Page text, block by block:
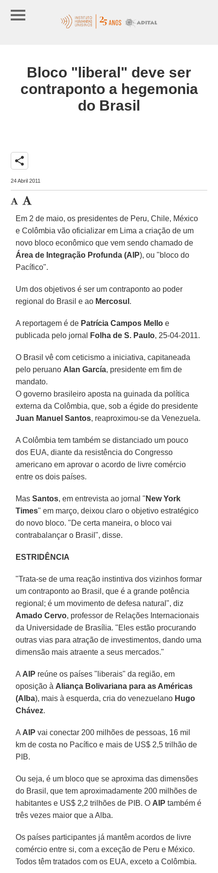
Bloco "liberal" deve ser
contraponto a hegemonia
do Brasil
share
24 Abril 2011
Em 2 de maio, os presidentes de Peru, Chile, México
e Colômbia vão oficializar em Lima a criação de um
novo bloco econômico que vem sendo chamado de
Área de Integração Profunda (AIP), ou "bloco do
Pacífico".
Um dos objetivos é ser um contraponto ao poder
regional do Brasil e ao Mercosul .
A reportagem é de Patrícia Campos Mello e
publicada pelo jornal
Folha de S. Paulo, 25-04-2011.
O Brasil vê com ceticismo a iniciativa, capitaneada
pelo peruano Alan García, presidente em fim de
mandato.
O governo brasileiro aposta na guinada da política
externa da Colômbia, que, sob a égide do presidente
Juan Manuel Santos, reaproximou-se da Venezuela.
A Colômbia tem também se distanciado um pouco
dos EUA, diante da resistência do Congresso
americano em aprovar o acordo de livre comércio
entre os dois países.
MasSantos, em entrevista ao jornal " New York
Times" em março, deixou claro o objetivo estratégico
do novo bloco. "De certa maneira, o bloco vai
contrabalançar o Brasil", disse.
ESTRIDÊNCIA
"Trata-se de uma reação instintiva dos vizinhos formar
um contraponto ao Brasil, que é a grande potência
regional; é um movimento de defesa natural", diz
Amado Cervo, professor de Relações Internacionais
da Universidade de Brasília. "Eles estão procurando
outras vias para atração de investimentos, dando uma
dimensão mais atraente a seus mercados."
A AIP reúne os países "liberais" da região, em
oposição à Aliança Bolivariana para as Américas
(Alba), mais à esquerda, cria do venezuelano Hugo
Chávez.
A AIP vai conectar 200 milhões de pessoas, 16 mil
km de costa no Pacífico e mais de US$ 2,5 trilhão de
PIB.
Ou seja, é um bloco que se aproxima das dimensões
do Brasil, que tem aproximadamente 200 milhões de
habitantes e US$ 2,2 trilhões de PIB. O AIP também é
três vezes maior que a Alba.
Os países participantes já mantêm acordos de livre
comércio entre si, com a exceção de Peru e México.
Todos têm tratados com os EUA, exceto a Colômbia.